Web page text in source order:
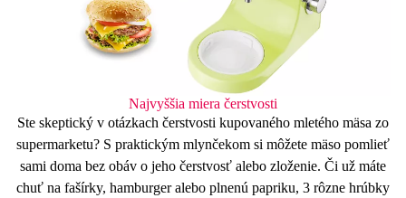
Najvyššia miera čerstvosti
Ste skeptický v otázkach čerstvosti kupovaného mletého mäsa zo
supermarketu? S praktickým mlynčekom si môžete mäso pomlieť
sami doma bez obáv o jeho čerstvosť alebo zloženie. Či už máte
chuť na fašírky, hamburger alebo plnenú papriku, 3 rôzne hrúbky